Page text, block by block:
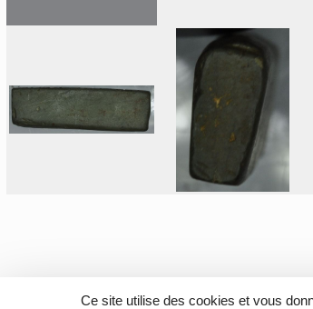
Ce site utilise des cookies et vous